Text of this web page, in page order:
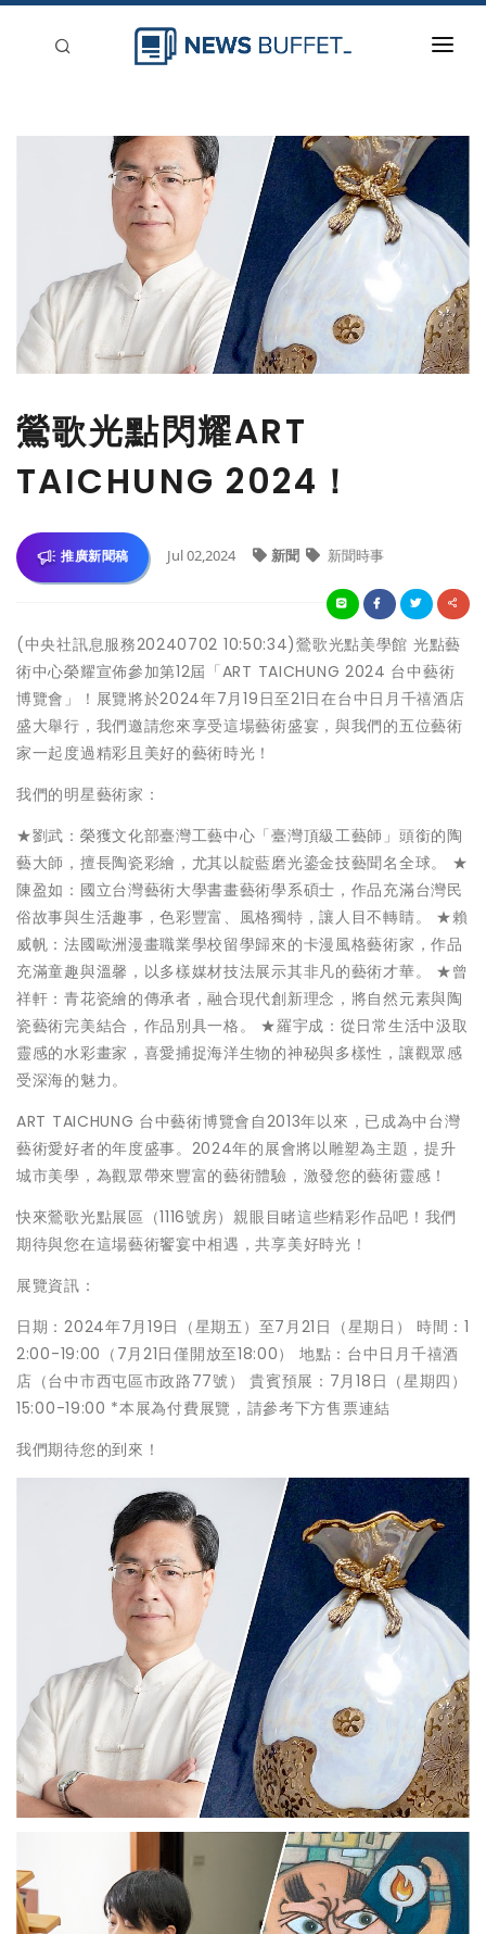
新聞稿分類
鶯歌光點閃耀ART
TAICHUNG 2024！
推廣新聞稿 Jul 02,2024 新聞 新聞時事
(中央社訊息服務20240702 10:50:34)鶯歌光點美學館 光點藝
術中心榮耀宣佈參加第12屆「ART TAICHUNG 2024 台中藝術
博覽會」！展覽將於2024年7月19日至21日在台中日月千禧酒店
盛大舉行，我們邀請您來享受這場藝術盛宴，與我們的五位藝術
家一起度過精彩且美好的藝術時光！
我們的明星藝術家：
★劉武：榮獲文化部臺灣工藝中心「臺灣頂級工藝師」頭銜的陶
藝大師，擅長陶瓷彩繪，尤其以靛藍磨光鎏金技藝聞名全球。 ★
陳盈如：國立台灣藝術大學書畫藝術學系碩士，作品充滿台灣民
俗故事與生活趣事，色彩豐富、風格獨特，讓人目不轉睛。 ★賴
威帆：法國歐洲漫畫職業學校留學歸來的卡漫風格藝術家，作品
充滿童趣與溫馨，以多樣媒材技法展示其非凡的藝術才華。 ★曾
祥軒：青花瓷繪的傳承者，融合現代創新理念，將自然元素與陶
瓷藝術完美結合，作品別具一格。 ★羅宇成：從日常生活中汲取
靈感的水彩畫家，喜愛捕捉海洋生物的神秘與多樣性，讓觀眾感
受深海的魅力。
ART TAICHUNG 台中藝術博覽會自2013年以來，已成為中台灣
藝術愛好者的年度盛事。2024年的展會將以雕塑為主題，提升
城市美學，為觀眾帶來豐富的藝術體驗，激發您的藝術靈感！
快來鶯歌光點展區（1116號房）親眼目睹這些精彩作品吧！我們
期待與您在這場藝術饗宴中相遇，共享美好時光！
展覽資訊：
日期：2024年7月19日（星期五）至7月21日（星期日） 時間：1
2:00-19:00（7月21日僅開放至18:00） 地點：台中日月千禧酒
店（台中市西屯區市政路77號） 貴賓預展：7月18日（星期四）
15:00-19:00 *本展為付費展覽，請參考下方售票連結
我們期待您的到來！